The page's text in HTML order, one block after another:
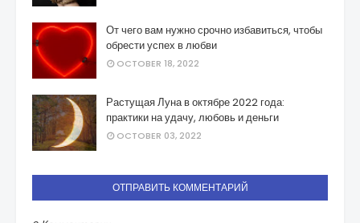
От чего вам нужно срочно избавиться, чтобы
обрести успех в любви
OCTOBER 18, 2022
Растущая Луна в октябре 2022 года:
практики на удачу, любовь и деньги
OCTOBER 03, 2022
ОТПРАВИТЬ КОММЕНТАРИЙ